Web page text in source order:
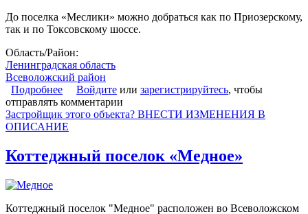
До поселка «Меслики» можно добраться как по Приозерскому,
так и по Токсовскому шоссе.
Область/Район:
Ленинградская область
Всеволожский район
Подробнее о Коттеджный поселок «Меслики»
Войдите или зарегистрируйтесь, чтобы
отправлять комментарии
Застройщик этого объекта? ВНЕСТИ ИЗМЕНЕНИЯ В
ОПИСАНИЕ
Коттеджный поселок «Медное»
Коттеджный поселок "Медное" расположен во Всеволожском